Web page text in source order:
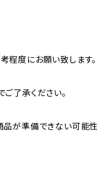
度にお願い致します。
了承ください。
品が準備できない可能性